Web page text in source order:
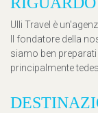
Ulli Travel è
Il fondatore della
siamo ben preparati
principalmente